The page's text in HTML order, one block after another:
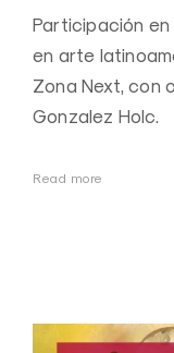
Participación
en arte
Zona Next, con
Gonzalez Holc.
Read more